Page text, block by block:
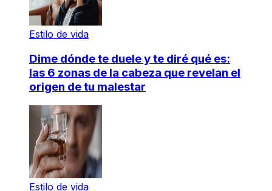
Estilo de vida
Dime dónde te duele y te diré qué es:
las 6 zonas de la cabeza que revelan el
origen de tu malestar
Estilo de vida